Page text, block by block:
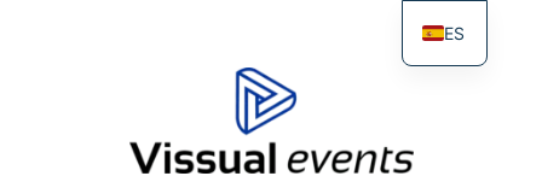
ES
FR